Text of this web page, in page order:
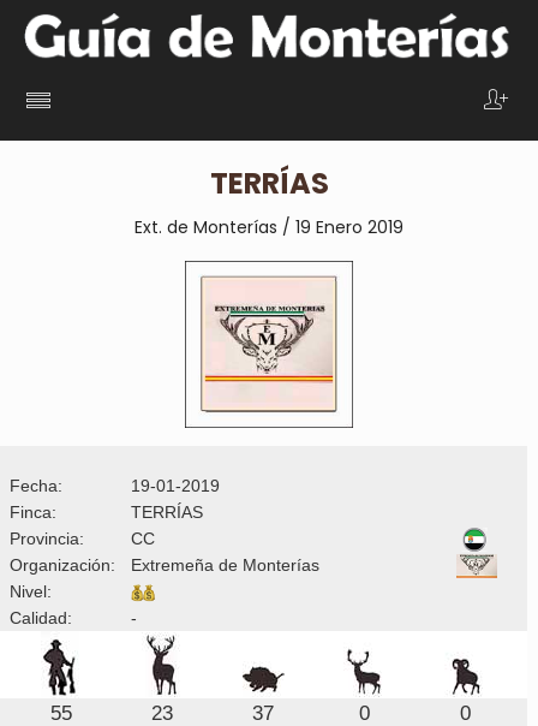
TERRÍAS
Ext. de Monterías / 19 Enero 2019
Fecha:
19-01-2019
Finca:
TERRÍAS
Provincia:
CC
Organización:
Extremeña de Monterías
Nivel:
Calidad:
-
55 23 37 0 0